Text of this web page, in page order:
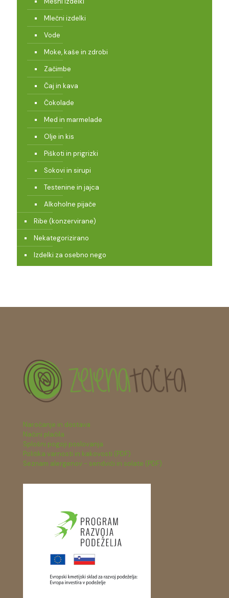
Mlečni izdelki
Vode
Moke, kaše in zdrobi
Začimbe
Čaj in kava
Čokolade
Med in marmelade
Olje in kis
Piškoti in prigrizki
Sokovi in sirupi
Testenine in jajca
Alkoholne pijače
Ribe (konzervirane)
Nekategorizirano
Izdelki za osebno nego
Naročanje in dostava
Načini plačila
Splošni pogoji poslovanja
Politika varnosti in kakovosti (PDF)
Seznam alergenov - sendviči in solate (PDF)